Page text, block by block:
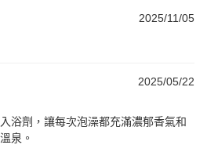
2025/11/05
2025/05/22
浴劑，讓每次泡澡都充滿濃郁香氣和
泉。